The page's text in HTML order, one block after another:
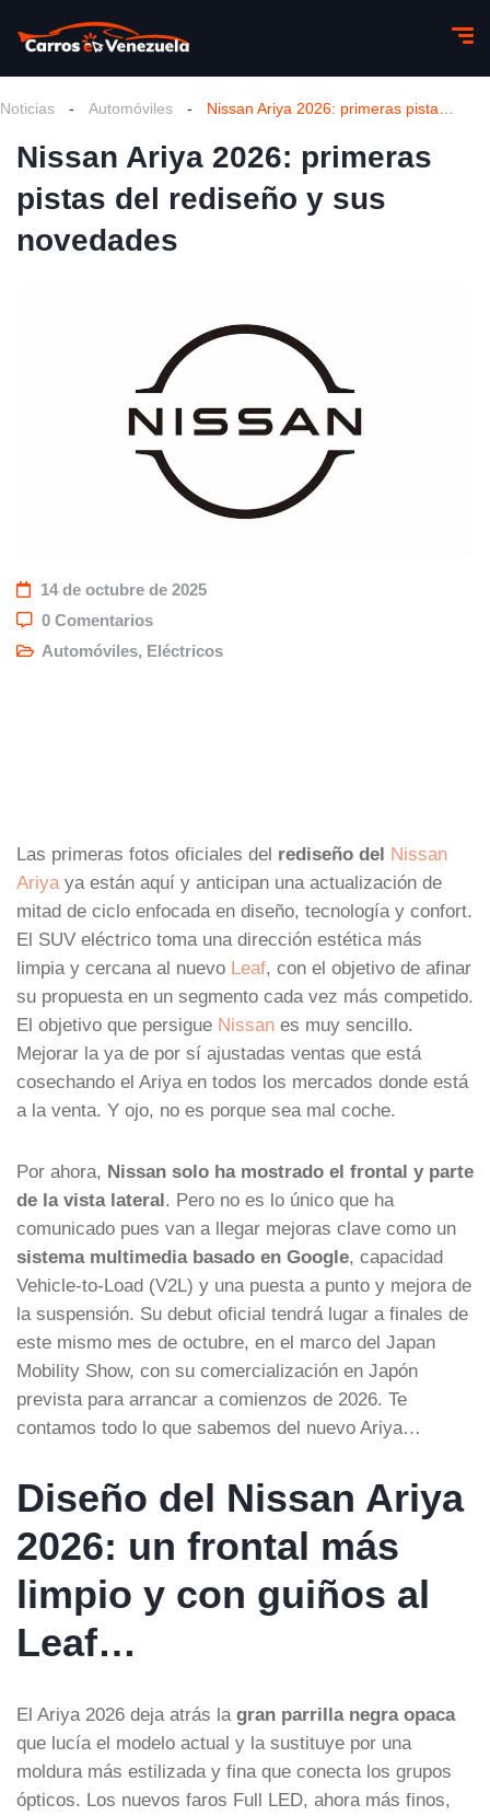
Noticias - Automóviles -
Nissan Ariya 2026: primeras
pistas del rediseño y sus
novedades
14 de octubre de 2025
0 Comentarios
Automóviles, Eléctricos
Las primeras fotos oficiales del rediseño del Nissan
Ariya ya están aquí y anticipan una actualización de
mitad de ciclo enfocada en diseño, tecnología y confort.
El SUV eléctrico toma una dirección estética más
limpia y cercana al nuevo Leaf, con el objetivo de afinar
su propuesta en un segmento cada vez más competido.
El objetivo que persigue Nissan es muy sencillo.
Mejorar la ya de por sí ajustadas ventas que está
cosechando el Ariya en todos los mercados donde está
a la venta. Y ojo, no es porque sea mal coche.
Por ahora, Nissan solo ha mostrado el frontal y parte
de la vista lateral. Pero no es lo único que ha
comunicado pues van a llegar mejoras clave como un
sistema multimedia basado en Google, capacidad
Vehicle-to-Load (V2L) y una puesta a punto y mejora de
la suspensión. Su debut oficial tendrá lugar a finales de
este mismo mes de octubre, en el marco del Japan
Mobility Show, con su comercialización en Japón
prevista para arrancar a comienzos de 2026. Te
contamos todo lo que sabemos del nuevo Ariya…
Diseño del Nissan Ariya
2026: un frontal más
limpio y con guiños al
Leaf…
El Ariya 2026 deja atrás la gran parrilla negra opaca
que lucía el modelo actual y la sustituye por una
moldura más estilizada y fina que conecta los grupos
ópticos. Los nuevos faros Full LED, ahora más finos,